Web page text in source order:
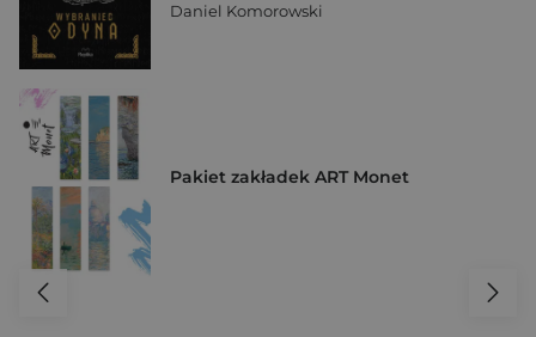
Daniel Komorowski
Pakiet zakładek ART Monet